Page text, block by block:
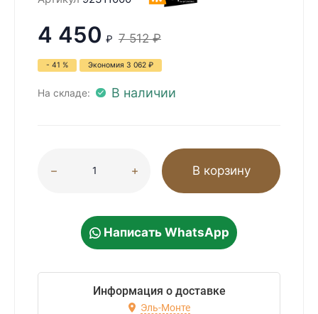
4 450 ₽ 7 512 ₽
- 41 % Экономия 3 062 ₽
На складе: В наличии
В корзину
Написать WhatsApp
Информация о доставке
Эль-Монте